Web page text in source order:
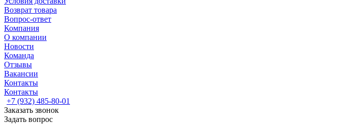
Возврат товара
Вопрос-ответ
Компания
О компании
Новости
Команда
Отзывы
Вакансии
Контакты
Контакты
+7 (932) 485-80-01
Заказать звонок
Задать вопрос